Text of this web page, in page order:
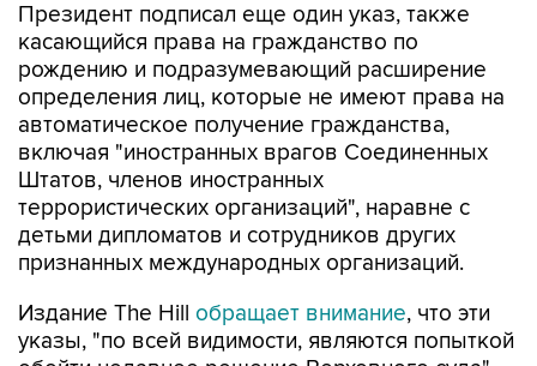
Президент подписал еще один указ, также
касающийся права на гражданство по
рождению и подразумевающий расширение
определения лиц, которые не имеют права на
автоматическое получение гражданства,
включая "иностранных врагов Соединенных
Штатов, членов иностранных
террористических организаций", наравне с
детьми дипломатов и сотрудников других
признанных международных организаций.
Издание The Hill обращает внимание, что эти
указы, "по всей видимости, являются попыткой